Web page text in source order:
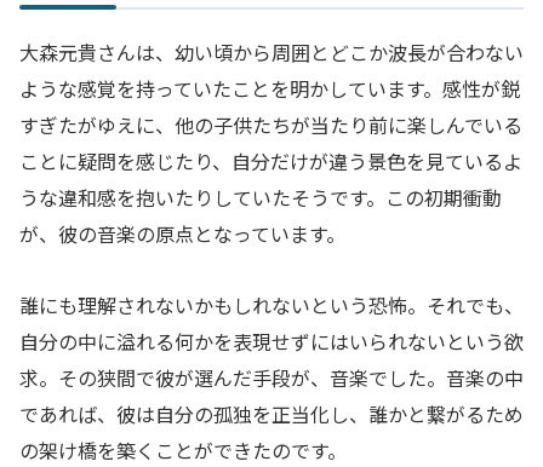
大森元貴さんは、幼い頃から周囲とどこか波長が合わない
ような感覚を持っていたことを明かしています。感性が鋭
すぎたがゆえに、他の子供たちが当たり前に楽しんでいる
ことに疑問を感じたり、自分だけが違う景色を見ているよ
うな違和感を抱いたりしていたそうです。この初期衝動
が、彼の音楽の原点となっています。
誰にも理解されないかもしれないという恐怖。それでも、
自分の中に溢れる何かを表現せずにはいられないという欲
求。その狭間で彼が選んだ手段が、音楽でした。音楽の中
であれば、彼は自分の孤独を正当化し、誰かと繋がるため
の架け橋を築くことができたのです。